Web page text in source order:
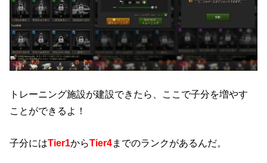
トレーニング施設が建設できたら、ここで子分を増やす
ことができるよ！
子分にはTier1からTier4までのランクがあるんだ。